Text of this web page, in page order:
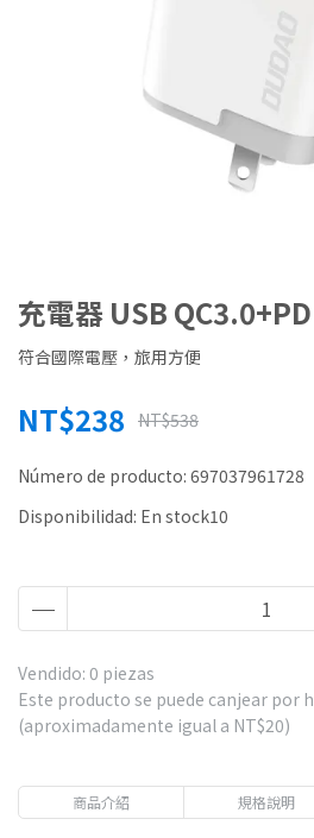
充電器 USB
符合國際電壓，旅用方便
NT$238 NT$538
Número de producto: 697037961728
Disponibilidad: En stock10
Vendido: 0 piezas
Este producto se puede canjear por
(aproximadamente igual a NT$20)
商品介紹 規格說明